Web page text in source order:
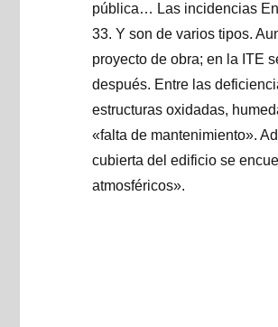
pública… Las incidencias
33. Y son de varios tipos.
proyecto de obra; en la ITE
después. Entre las
estructuras oxidadas,
«falta de mantenimiento».
cubierta del edificio se
atmosféricos».